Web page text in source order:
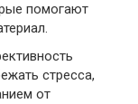
помогают
стресса,
от